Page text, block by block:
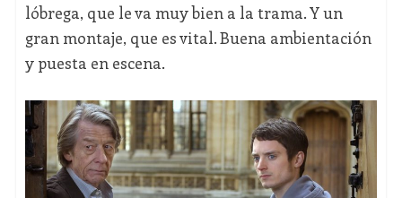
lóbrega, que le va muy bien a la trama. Y un
gran montaje, que es vital. Buena ambientación
y puesta en escena.